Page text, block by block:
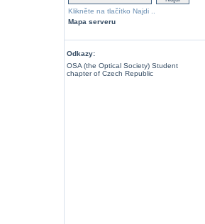
Klikněte na tlačítko Najdi ..
Mapa serveru
Odkazy:
OSA (the Optical Society) Student
chapter of Czech Republic